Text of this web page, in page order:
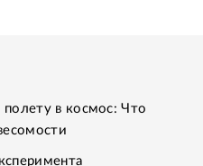
в космос: Что